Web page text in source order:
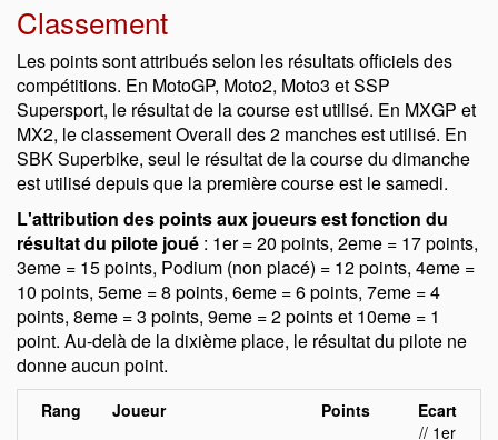
Classement
Les points sont attribués selon les résultats officiels des
compétitions. En MotoGP, Moto2, Moto3 et SSP
Supersport, le résultat de la course est utilisé. En MXGP et
MX2, le classement Overall des 2 manches est utilisé. En
SBK Superbike, seul le résultat de la course du dimanche
est utilisé depuis que la première course est le samedi.
L'attribution des points aux joueurs est fonction du
résultat du pilote joué : 1er = 20 points, 2eme = 17 points,
3eme = 15 points, Podium (non placé) = 12 points, 4eme =
10 points, 5eme = 8 points, 6eme = 6 points, 7eme = 4
points, 8eme = 3 points, 9eme = 2 points et 10eme = 1
point. Au-delà de la dixième place, le résultat du pilote ne
donne aucun point.
Rang Joueur Points
Ecart
// 1er